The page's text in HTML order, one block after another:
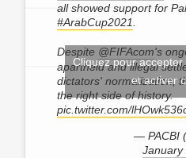
all showed support for
#ArabCup2021
Despite @FIFAcom's
apartheid and illegal
dictators' normalization,
the right side of history.
pic.twitter.com/
— PACBI
January
Cliquez pour
et activer